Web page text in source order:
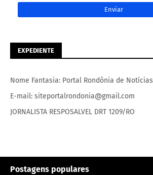
EXPEDIENTE
Nome Fantasia: Portal Rondônia de Notícias
E-mail: siteportalrondonia@gmail.com
JORNALISTA RESPOSALVEL DRT 1209/RO
Postagens populares